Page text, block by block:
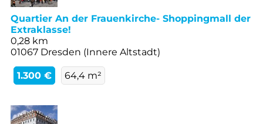
Quartier An der Frauenkirche- Shoppingmall der
Extraklasse!
0,28 km
01067 Dresden (Innere Altstadt)
1.300 € 64,4 m²